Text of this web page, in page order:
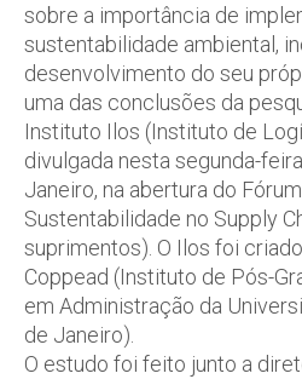
sobre a importância de
sustentabilidade ambiental,
desenvolvimento do seu
uma das conclusões da
Instituto Ilos (Instituto de
divulgada nesta segunda-
Janeiro, na abertura do
Sustentabilidade no Supply
suprimentos). O Ilos foi
Coppead (Instituto de Pós-
em Administração da
de Janeiro).
O estudo foi feito junto a